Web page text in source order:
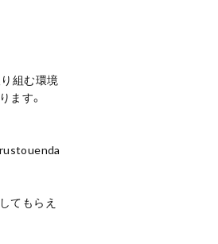
組む環境
ます。
てもらえ